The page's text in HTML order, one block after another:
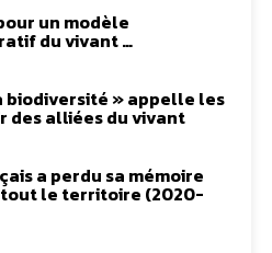
un modèle
du vivant …
biodiversité » appelle les
des alliées du vivant
a perdu sa mémoire
le territoire (2020-